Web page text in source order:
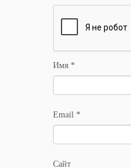
Имя *
Email *
Сайт